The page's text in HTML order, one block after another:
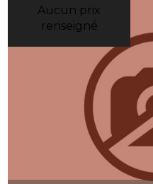
Aucun prix
renseigné